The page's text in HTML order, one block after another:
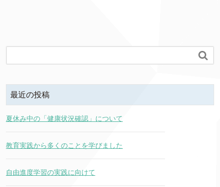

最近の投稿
夏休み中の「健康状況確認」について
教育実践から多くのことを学びました
自由進度学習の実践に向けて